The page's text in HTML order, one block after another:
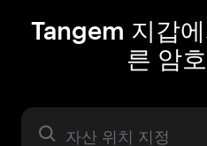
Tangem 지갑
른 암
자산 라벨